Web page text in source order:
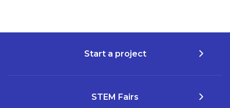
Start a project
STEM Fairs